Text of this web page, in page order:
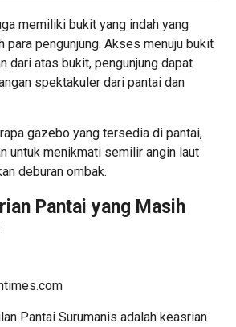
memiliki bukit yang indah yang
para pengunjung. Akses menuju bukit
dari atas bukit, pengunjung dapat
spektakuler dari pantai dan
gazebo yang tersedia di pantai,
untuk menikmati semilir angin laut
deburan ombak.
Pantai yang Masih
Pantai Surumanis adalah keasrian